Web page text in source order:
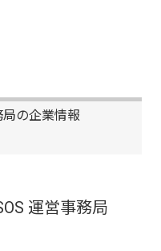
の企業情報
運営事務局